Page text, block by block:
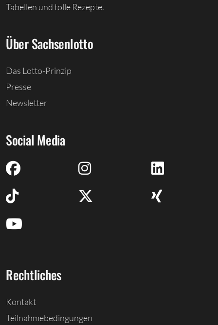
Tabellen und tolle Rezepte.
Über Sachsenlotto
Das Lotto-Prinzip
Presse
Newsletter
Social Media
Rechtliches
Kontakt
Teilnahmebedingungen